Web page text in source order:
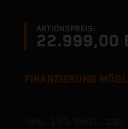
AKTIONSPREIS:
22.999,00
FINANZIERUNG